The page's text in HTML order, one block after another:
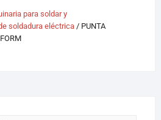
para soldar y
soldadura eléctrica/ PUNTA